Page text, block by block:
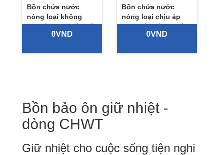
Bồn chứa nước
nóng loại không
chịu áp dung tích từ
500 lít đến 10.000 lít
0VND
Bồn chứa nước
nóng loại chịu áp
dung tích từ 500 lít
đến 10.000 lít
0VND
Bồn bảo ôn giữ nhiệt -
dòng CHWT
Giữ nhiệt cho cuộc sống tiện nghi